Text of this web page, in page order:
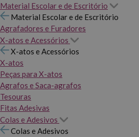
Material Escolar e de Escritório
Material Escolar e de Escritório
Agrafadores e Furadores
X-atos e Acessórios
X-atos e Acessórios
X-atos
Peças para X-atos
Agrafos e Saca-agrafos
Tesouras
Fitas Adesivas
Colas e Adesivos
Colas e Adesivos